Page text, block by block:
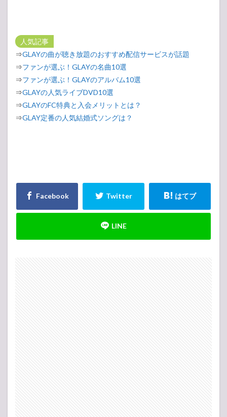
人気記事
⇒GLAYの曲が聴き放題のおすすめ配信サービスが話題
⇒ファンが選ぶ！GLAYの名曲10選
⇒ファンが選ぶ！GLAYのアルバム10選
⇒GLAYの人気ライブDVD10選
⇒GLAYのFC特典と入会メリットとは？
⇒GLAY定番の人気結婚式ソングは？